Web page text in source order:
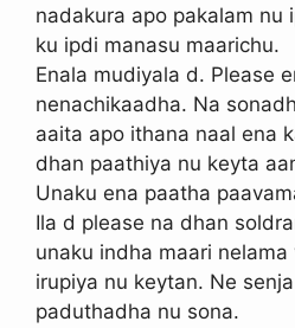
nadakura apo pakalam nu
ku ipdi manasu maarichu.
Enala mudiyala d. Please
nenachikaadha. Na
aaita apo ithana naal ena
dhan paathiya nu keyta
Unaku ena paatha
Ila d please na dhan
unaku indha maari
irupiya nu keytan. Ne
paduthadha nu sona.